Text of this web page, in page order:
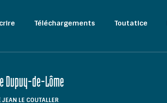
Téléchargements Toutatice
Dupuy-de-Lôme
JEAN LE COUTALLER